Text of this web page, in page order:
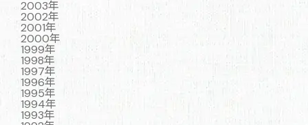
2003年
2002年
2001年
2000年
1999年
1998年
1997年
1996年
1995年
1994年
1993年